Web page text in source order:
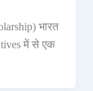
भारत
में से एक